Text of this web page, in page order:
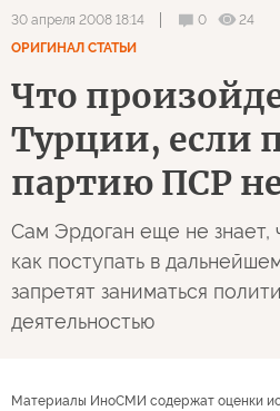
30 апреля 2008 18:14 0
24
ОРИГИНАЛ СТАТЬИ
Что
Турции, если
партию ПСР
Сам Эрдоган еще не знает,
как поступать в
запретят заниматься
деятельностью
Материалы ИноСМИ содержат оценки